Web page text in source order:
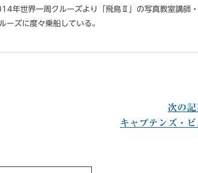
年世界一周クルーズより「飛鳥Ⅱ」の写真教室講師
ーズに度々乗船している。
次の
キャプテンズ・ビ